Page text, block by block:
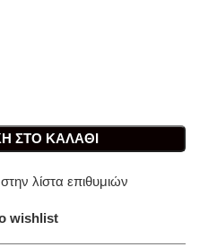
ΣΤΟ ΚΑΛΆΘΙ
λίστα επιθυμιών
wishlist